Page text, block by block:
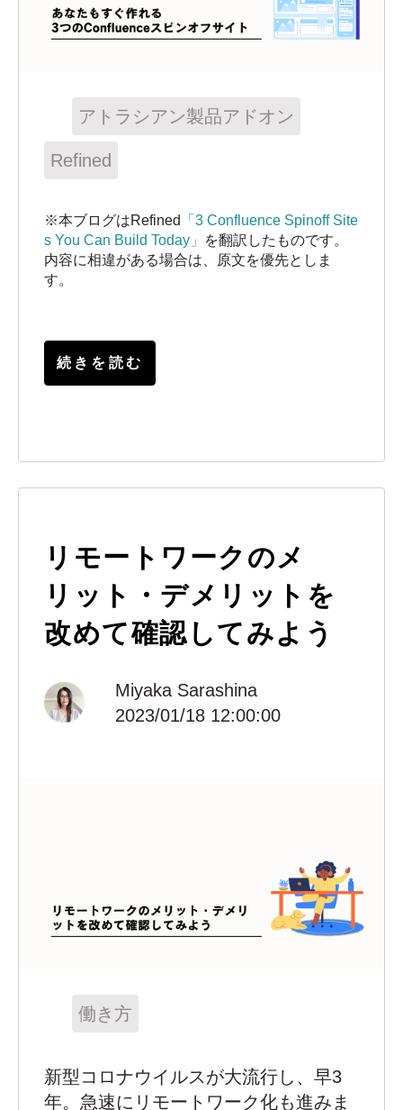
アトラシアン製品アドオン
Refined
※本ブログはRefined
「3 Confluence Spinoff Site
s You Can Build Today」
を翻訳したものです。
内容に相違がある場合は、原文を優先としま
す。
続きを読む
リモートワークのメ
リット・デメリットを
改めて確認してみよう
Miyaka Sarashina
2023/01/18 12:00:00
働き方
新型コロナウイルスが大流行し、早3
年。急速にリモートワーク化も進みま